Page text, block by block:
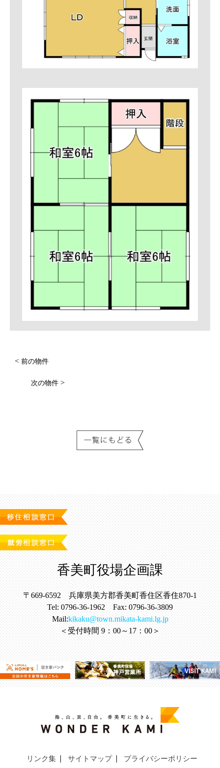
< 前の物件
次の物件 >
香美町役場企画課
〒669-6592 兵庫県美方郡香美町香住区香住870-1
Tel: 0796-36-1962 Fax: 0796-36-3809
Mail:kikaku@town.mikata-kami.lg.jp
＜受付時間 9：00～17：00＞
リンク集 サイトマップ プライバシーポリシー